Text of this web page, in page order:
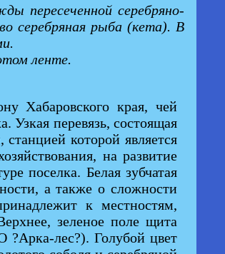
пересеченной серебряно-
серебряная рыба (кета). В
ленте.
Хабаровского края, чей
Узкая перевязь, состоящая
которой является
на развитие
поселка. Белая зубчатая
а также о сложности
к местностям,
зеленое поле щита
?Арка-лес?). Голубой цвет